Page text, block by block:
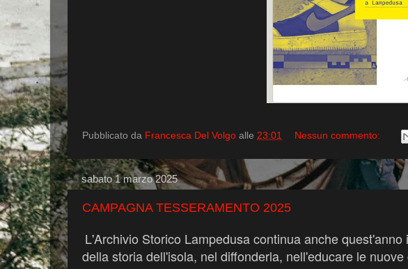
Pubblicato da Francesca Del Volgo alle 23:01 Nessun commento:
sabato 1 marzo 2025
CAMPAGNA TESSERAMENTO 2025
L'Archivio Storico Lampedusa continua anche
della storia dell'isola, nel diffonderla, nell'educare le